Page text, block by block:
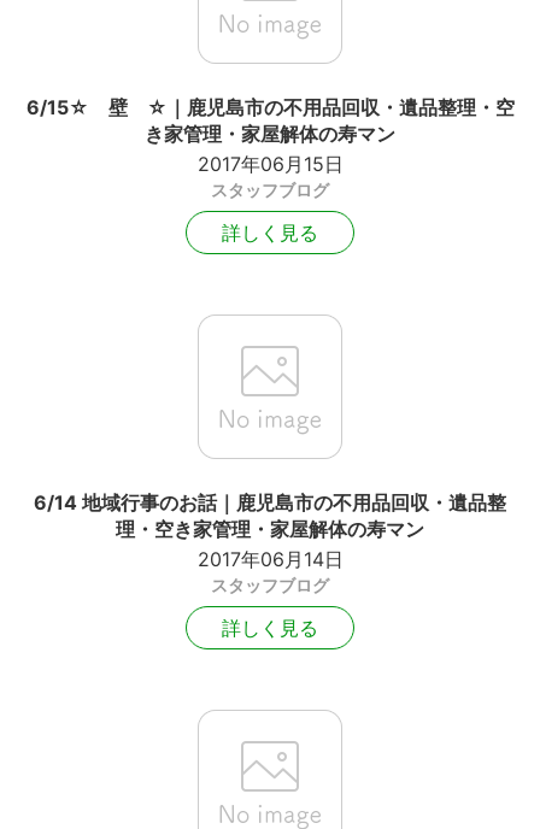
6/15☆ 壁 ☆｜鹿児島市の不用品回収・遺品整理・空
き家管理・家屋解体の寿マン
2017年06月15日
スタッフブログ
詳しく見る
6/14 地域行事のお話｜鹿児島市の不用品回収・遺品整
理・空き家管理・家屋解体の寿マン
2017年06月14日
スタッフブログ
詳しく見る